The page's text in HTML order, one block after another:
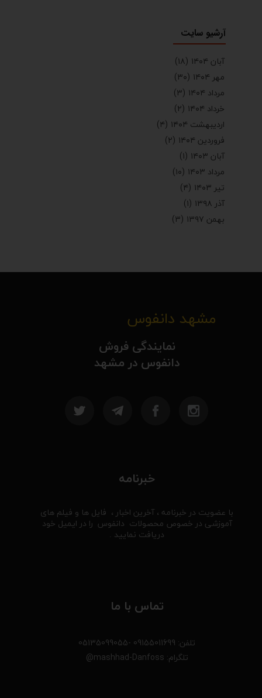
آرشیو سایت
آبان ۱۴۰۴
(۱۸)
مهر ۱۴۰۴
(۳۰)
مرداد ۱۴۰۴
(۳)
خرداد ۱۴۰۴
(۲)
اردیبهشت ۱۴۰۴
(۴)
فروردین ۱۴۰۴
(۲)
آبان ۱۴۰۳
(۱)
مرداد ۱۴۰۳
(۱۰)
تیر ۱۴۰۳
(۴)
آذر ۱۳۹۸
(۱)
بهمن ۱۳۹۷
(۳)
تماس با ما
تلفن: 09155011699 -05135099055
تلگرام: mashhad-Danfoss@
خبرنامه
با عضویت در خبرنامه ، آخرین اخبار ، فایل ها و فیلم های
آموزشی در خصوص محصولات دانفوس را در ایمیل خود
دریافت نمایید .
مشهد دانفوس
نمایندگی فروش
دانفوس در مشهد